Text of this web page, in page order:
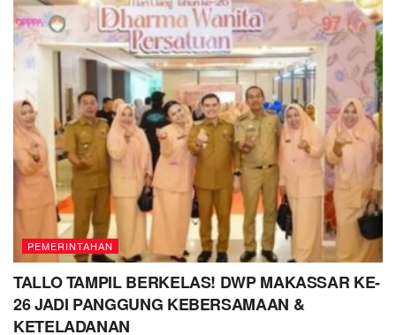
PEMERINTAHAN
TALLO TAMPIL BERKELAS! DWP MAKASSAR KE-
26 JADI PANGGUNG KEBERSAMAAN &
KETELADANAN